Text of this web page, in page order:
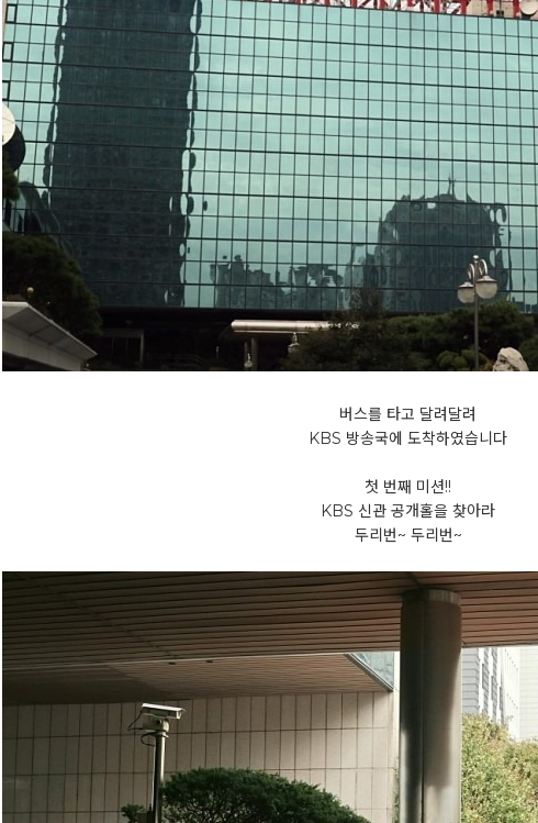
버스를 타고 달려달려
KBS 방송국에 도착하였습니다
첫 번째 미션!!
KBS 신관 공개홀을 찾아라
두리번~ 두리번~